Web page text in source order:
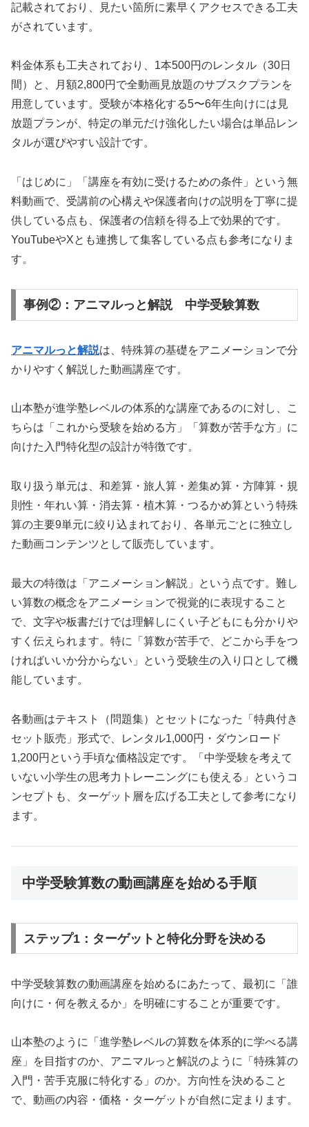
記載されており、見たい箇所に素早くアクセスできる工夫
がされています。
料金体系も工夫されており、1本500円のレンタル（30日
間）と、月額2,800円で全動画見放題のサブスクプランを
用意しています。受験が本格化する5〜6年生向けには見
放題プランが、特定の単元だけ強化したい場合は単品レン
タルが選びやすい設計です。
「はじめに」「講座を有効に受けるための条件」という無
料動画で、受講前の心構えや保護者向けの説明を丁寧に提
供している点も、保護者の信頼を得る上で効果的です。
YouTubeやXとも連携して集客している点も参考になりま
す。
事例②：アニマルっと解説 中学受験算数
アニマルっと解説は、特殊算の基礎をアニメーションで分
かりやすく解説した動画講座です。
山本塾が進学塾レベルの体系的な講座であるのに対し、こ
ちらは「これから受験を始める方」「算数が苦手な方」に
向けた入門特化型の設計が特徴です。
取り扱う単元は、和差算・旅人算・差集め算・方陣算・規
則性・年れい算・消去算・植木算・つるかめ算という特殊
算の主要9単元に絞り込まれており、各単元ごとに独立し
た動画コンテンツとして販売しています。
最大の特徴は「アニメーション解説」という点です。難し
い算数の概念をアニメーションで視覚的に表現すること
で、文字や板書だけでは理解しにくい子どもにも分かりや
すく伝えられます。特に「算数が苦手で、どこから手をつ
ければいいか分からない」という受験生の入り口として機
能しています。
各動画はテキスト（問題集）とセットになった「特典付き
セット販売」形式で、レンタル1,000円・ダウンロード
1,200円という手頃な価格設定です。「中学受験を考えて
いない小学生の思考力トレーニングにも使える」というコ
ンセプトも、ターゲット層を広げる工夫として参考になり
ます。
中学受験算数の動画講座を始める手順
ステップ1：ターゲットと特化分野を決める
中学受験算数の動画講座を始めるにあたって、最初に「誰
向けに・何を教えるか」を明確にすることが重要です。
山本塾のように「進学塾レベルの算数を体系的に学べる講
座」を目指すのか、アニマルっと解説のように「特殊算の
入門・苦手克服に特化する」のか。方向性を決めること
で、動画の内容・価格・ターゲットが自然に定まります。